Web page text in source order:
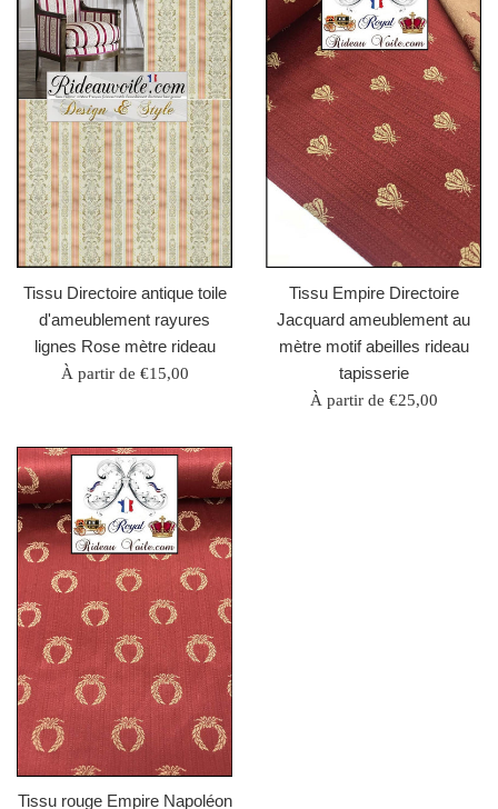
Tissu Directoire antique toile
d'ameublement rayures
lignes Rose mètre rideau
À partir de €15,00
Tissu Empire Directoire
Jacquard ameublement au
mètre motif abeilles rideau
tapisserie
À partir de €25,00
Tissu rouge Empire Napoléon